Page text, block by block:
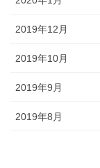
2019年12月
2019年10月
2019年9月
2019年8月